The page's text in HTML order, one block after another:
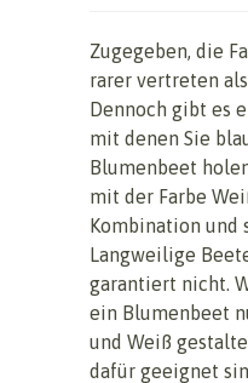
Zugegeben, die
rarer vertreten
Dennoch gibt es
mit denen Sie
Blumenbeet
mit der Farbe
Kombination und
Langweilige
garantiert nicht.
ein Blumenbeet
und Weiß
dafür geeignet